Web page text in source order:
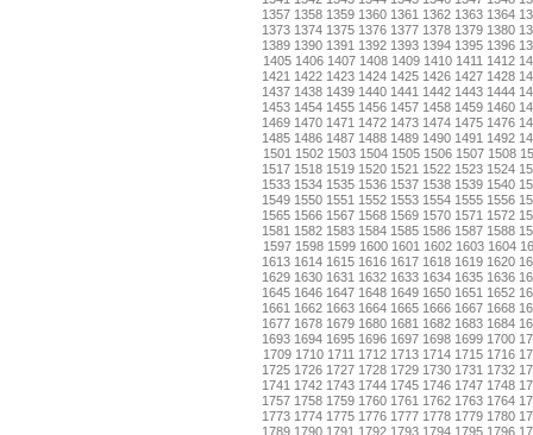
1357 1358 1359 1360 1361 1362 1363 1364
1373 1374 1375 1376 1377 1378 1379 1380
1389 1390 1391 1392 1393 1394 1395 1396
1405 1406 1407 1408 1409 1410 1411 1412
1421 1422 1423 1424 1425 1426 1427 1428
1437 1438 1439 1440 1441 1442 1443 1444
1453 1454 1455 1456 1457 1458 1459 1460
1469 1470 1471 1472 1473 1474 1475 1476
1485 1486 1487 1488 1489 1490 1491 1492
1501 1502 1503 1504 1505 1506 1507 1508
1517 1518 1519 1520 1521 1522 1523 1524
1533 1534 1535 1536 1537 1538 1539 1540
1549 1550 1551 1552 1553 1554 1555 1556
1565 1566 1567 1568 1569 1570 1571 1572
1581 1582 1583 1584 1585 1586 1587 1588
1597 1598 1599 1600 1601 1602 1603 1604
1613 1614 1615 1616 1617 1618 1619 1620
1629 1630 1631 1632 1633 1634 1635 1636
1645 1646 1647 1648 1649 1650 1651 1652
1661 1662 1663 1664 1665 1666 1667 1668
1677 1678 1679 1680 1681 1682 1683 1684
1693 1694 1695 1696 1697 1698 1699 1700
1709 1710 1711 1712 1713 1714 1715 1716
1725 1726 1727 1728 1729 1730 1731 1732
1741 1742 1743 1744 1745 1746 1747 1748
1757 1758 1759 1760 1761 1762 1763 1764
1773 1774 1775 1776 1777 1778 1779 1780
1789 1790 1791 1792 1793 1794 1795 1796